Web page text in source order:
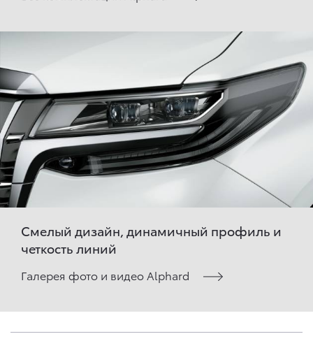
Смелый дизайн, динамичный профиль и
четкость линий
Галерея фото и видео Alphard